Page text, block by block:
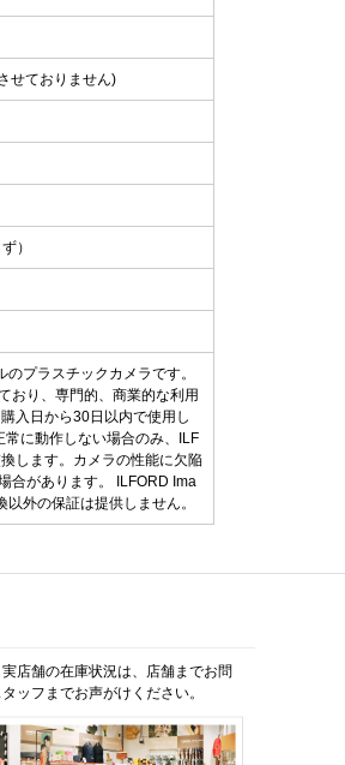
せておりません)
）
プラスチックカメラです。
おり、専門的、商業的な利用
入日から30日以内で使用し
に動作しない場合のみ、ILF
します。カメラの性能に欠陥
合があります。 ILFORD Ima
外の保証は提供しません。
店舗の在庫状況は、店舗までお問
ッフまでお声がけください。